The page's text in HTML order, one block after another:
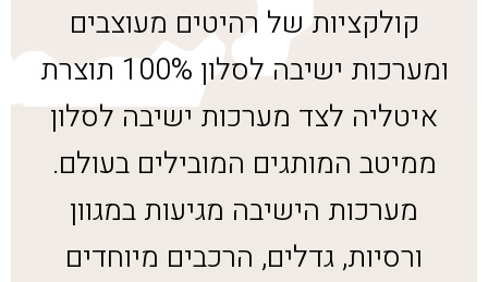
קולקציות של רהיטים מעוצבים
ומערכות ישיבה לסלון 100% תוצרת
איטליה לצד מערכות ישיבה לסלון
ממיטב המותגים המובילים בעולם.
מערכות הישיבה מגיעות במגוון
ורסיות, גדלים, הרכבים מיוחדים